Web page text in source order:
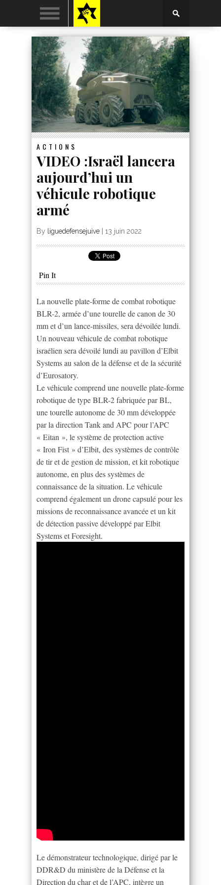
ACTIONS
VIDEO :Israël lancera
aujourd’hui un
véhicule robotique
armé
By liguedefensejuive 13 juin 2022
Pin It
La nouvelle plate-forme de combat robotique
BLR-2, armée d’une tourelle de canon de 30
mm et d’un lance-missiles, sera dévoilée lundi.
Un nouveau véhicule de combat robotique
israélien sera dévoilé lundi au pavillon d’Elbit
Systems au salon de la défense et de la sécurité
d’Eurosatory.
Le véhicule comprend une nouvelle plate-forme
robotique de type BLR-2 fabriquée par BL,
une tourelle autonome de 30 mm développée
par la direction Tank and APC pour l’APC
« Eitan », le système de protection active
« Iron Fist » d’Elbit, des systèmes de contrôle
de tir et de gestion de mission, et kit robotique
autonome, en plus des systèmes de
connaissance de la situation. Le véhicule
comprend également un drone capsulé pour les
missions de reconnaissance avancée et un kit
de détection passive développé par Elbit
Systems et Foresight.
Le démonstrateur technologique, dirigé par le
DDR&D du ministère de la Défense et la
Direction du char et de l’APC, intègre un